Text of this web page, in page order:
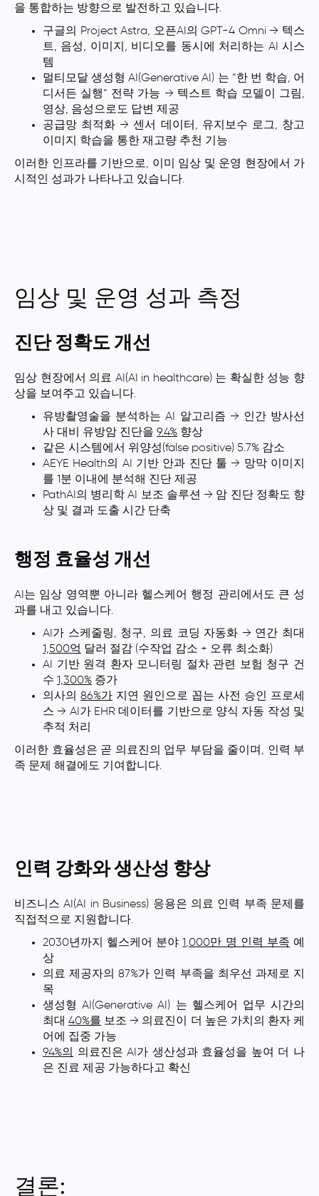
을 통합하는 방향으로 발전하고 있습니다.
구글의 Project Astra, 오픈AI의 GPT-4 Omni → 텍스
트, 음성, 이미지, 비디오를 동시에 처리하는 AI 시스
템
멀티모달 생성형 AI(Generative AI) 는 “한 번 학습, 어
디서든 실행” 전략 가능 → 텍스트 학습 모델이 그림,
영상, 음성으로도 답변 제공
공급망 최적화 → 센서 데이터, 유지보수 로그, 창고
이미지 학습을 통한 재고량 추천 기능
이러한 인프라를 기반으로, 이미 임상 및 운영 현장에서 가
시적인 성과가 나타나고 있습니다.
임상 및 운영 성과 측정
진단 정확도 개선
임상 현장에서 의료 AI(AI in healthcare) 는 확실한 성능 향
상을 보여주고 있습니다.
유방촬영술을 분석하는 AI 알고리즘 → 인간 방사선
사 대비 유방암 진단을 9.4% 향상
같은 시스템에서 위양성(false positive) 5.7% 감소
AEYE Health의 AI 기반 안과 진단 툴 → 망막 이미지
를 1분 이내에 분석해 진단 제공
PathAI의 병리학 AI 보조 솔루션 → 암 진단 정확도 향
상 및 결과 도출 시간 단축
행정 효율성 개선
AI는 임상 영역뿐 아니라 헬스케어 행정 관리에서도 큰 성
과를 내고 있습니다.
AI가 스케줄링, 청구, 의료 코딩 자동화 → 연간 최대
1,500억 달러 절감 (수작업 감소 + 오류 최소화)
AI 기반 원격 환자 모니터링 절차 관련 보험 청구 건
수 1,300% 증가
의사의 86%가 지연 원인으로 꼽는 사전 승인 프로세
스 → AI가 EHR 데이터를 기반으로 양식 자동 작성 및
추적 처리
이러한 효율성은 곧 의료진의 업무 부담을 줄이며, 인력 부
족 문제 해결에도 기여합니다.
인력 강화와 생산성 향상
비즈니스 AI(AI in Business) 응용은 의료 인력 부족 문제를
직접적으로 지원합니다.
2030년까지 헬스케어 분야1,000만 명 인력 부족 예
상
의료 제공자의 87%가 인력 부족을 최우선 과제로 지
목
생성형 AI(Generative AI) 는 헬스케어 업무 시간의
최대40%를 보조 → 의료진이 더 높은 가치의 환자 케
어에 집중 가능
94%의
의료진은 AI가 생산성과 효율성을 높여 더 나
은 진료 제공 가능하다고 확신
결론: